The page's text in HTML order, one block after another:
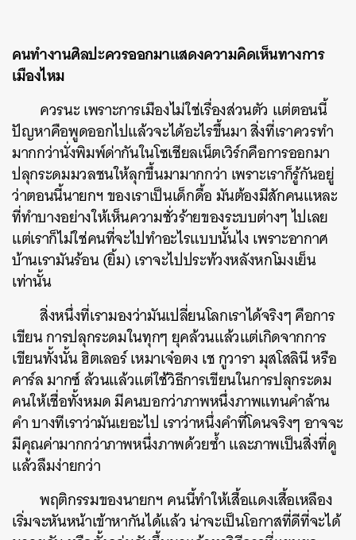
คนทำงานศิลปะควรออกมาแสดงความคิดเห็นทางการ
เมืองไหม
ควรนะ เพราะการเมืองไม่ใช่เรื่องส่วนตัว แต่ตอนนี้
ปัญหาคือพูดออกไปแล้วจะได้อะไรขึ้นมา สิ่งที่เราควรทำ
มากกว่านั่งพิมพ์ด่ากันในโซเชียลเน็ตเวิร์กคือการออกมา
ปลุกระดมมวลชนให้ลุกขึ้นมามากกว่า เพราะเราก็รู้กันอยู่
ว่าตอนนี้นายกฯ ของเราเป็นเด็กดื้อ มันต้องมีสักคนแหละ
ที่ทำบางอย่างให้เห็นความชั่วร้ายของระบบต่างๆ ไปเลย
แต่เราก็ไม่ใช่คนที่จะไปทำอะไรแบบนั้นไง เพราะอากาศ
บ้านเรามันร้อน (ยิ้ม) เราจะไปประท้วงหลังหกโมงเย็น
เท่านั้น
สิ่งหนึ่งที่เรามองว่ามันเปลี่ยนโลกเราได้จริงๆ คือการ
เขียน การปลุกระดมในทุกๆ ยุคล้วนแล้วแต่เกิดจากการ
เขียนทั้งนั้น ฮิตเลอร์ เหมาเจ๋อตง เช กูวารา มุสโสลินี หรือ
คาร์ล มากซ์ ล้วนแล้วแต่ใช้วิธีการเขียนในการปลุกระดม
คนให้เชื่อทั้งหมด มีคนบอกว่าภาพหนึ่งภาพแทนคำล้าน
คำ บางทีเราว่ามันเยอะไป เราว่าหนึ่งคำที่โดนจริงๆ อาจจะ
มีคุณค่ามากกว่าภาพหนึ่งภาพด้วยซ้ำ และภาพเป็นสิ่งที่ดู
แล้วลืมง่ายกว่า
พฤติกรรมของนายกฯ คนนี้ทำให้เสื้อแดงเสื้อเหลือง
เริ่มจะหันหน้าเข้าหากันได้แล้ว น่าจะเป็นโอกาสที่ดีที่จะได้